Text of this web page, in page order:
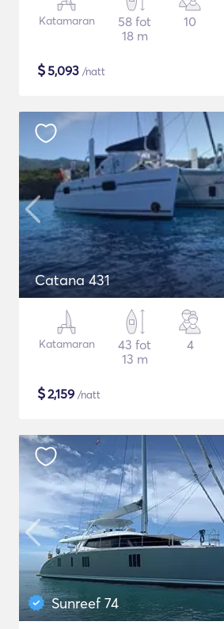
Katamaran
58 fot
18 m
10
$5,093 /natt
Catana 431
Katamaran
43 fot
13 m
4
$2,159 /natt
Sunreef 74